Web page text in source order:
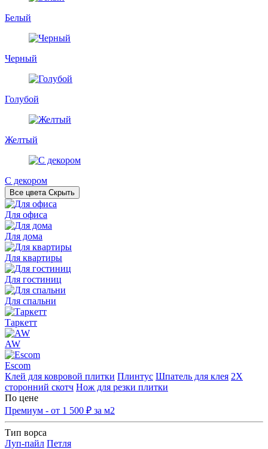
Белый
Черный
Голубой
Желтый
С декором
Все цвета Скрыть
Для офиса
Для дома
Для квартиры
Для гостиниц
Для спальни
Таркетт
AW
Escom
Клей для ковровой плитки Плинтус Шпатель для клея 2Х
сторонний скотч Нож для резки плитки
По цене
Премиум - от 1 500 ₽ за м2
Тип ворса
Луп-пайл Петля